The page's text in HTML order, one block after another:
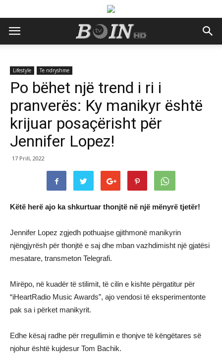
Lifestyle Te ndryshme
Po bëhet një trend i ri i
pranverës: Ky manikyr është
krijuar posaçërisht për
Jennifer Lopez!
17 Prill, 2022
Këtë herë ajo ka shkurtuar thonjtë në një mënyrë tjetër!
Jennifer Lopez zgjedh pothuajse gjithmonë manikyrin
njëngjyrësh për thonjtë e saj dhe mban vazhdimisht një gjatësi
mesatare, transmeton Telegrafi.
Mirëpo, në kuadër të stilimit, të cilin e kishte përgatitur për
“iHeartRadio Music Awards”, ajo vendosi të eksperimentonte
pak sa i përket manikyrit.
Edhe kësaj radhe për rregullimin e thonjve të këngëtares së
njohur është kujdesur Tom Bachik.